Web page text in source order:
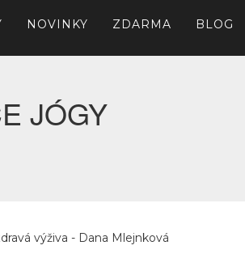
NOVINKY ZDARMA BLOG
JÓGY
výživa - Dana Mlejnková